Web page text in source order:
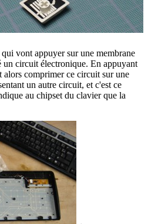
vont appuyer sur une membrane
un circuit électronique. En appuyant
alors comprimer ce circuit sur une
un autre circuit, et c'est ce
au chipset du clavier que la